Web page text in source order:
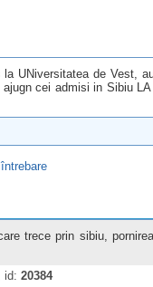
UNiversitatea de Vest,
cei admisi in Sibiu
trece prin sibiu,
id: 20384